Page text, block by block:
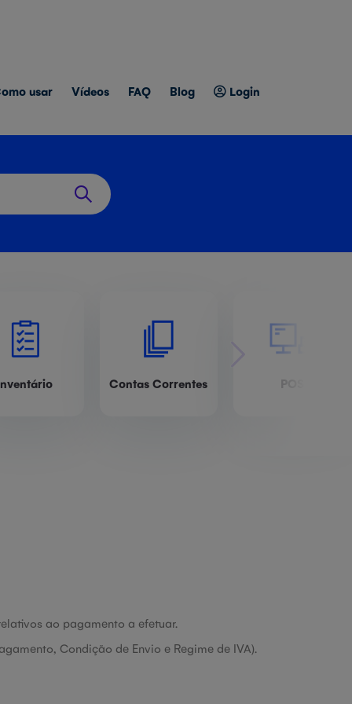
usar Vídeos FAQ Blog Login
Contas Correntes POS
ao pagamento a efetuar.
Condição de Envio e Regime de IVA).